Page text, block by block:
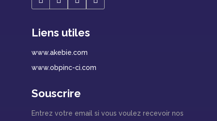
Liens utiles
www.akebie.com
www.obpinc-ci.com
Souscrire
Entrez votre email si vous voulez recevoir nos